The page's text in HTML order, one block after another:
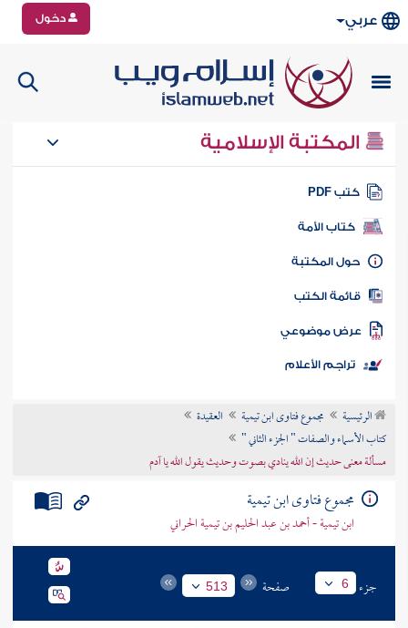
عربي دخول
المكتبة الإسلامية
كتب PDF
كتاب الأمة
المكتبة
الكتب
موضوعي
تراجم الأعلام
الرئيسية مجموع فتاوى ابن تيمية
العقيدة
كتاب الأسماء والصفات " الجزء الثاني "
مسألة معنى حديث إن الله ينادي بصوت وحديث يقول الله يا آدم
مجموع فتاوى ابن تيمية
ابن تيمية - أحمد بن عبد الحليم بن تيمية الحراني
جزء 6 صفحة 513